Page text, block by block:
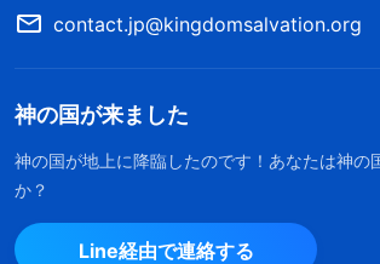
contact.jp@kingdomsalvation.org
神の国が来ました
神の国が地上に降臨したのです！あなたは神の
か？
Line経由で連絡する